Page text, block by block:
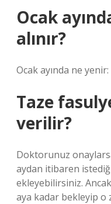
Ocak
alınır?
Ocak ayında ne
Taze
verilir?
Doktorunuz
aydan itibaren
ekleyebilirsiniz.
aya kadar bekleyip o